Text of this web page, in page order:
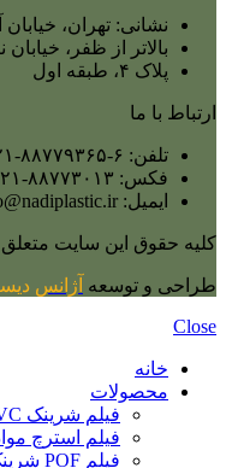
نشانی: تهران، خیابان
بالاتر از ظفر،
پلاک ۴، طبقه اول
ارتباط با ما
تلفن: ۶-۸۸۷۷۹۳۶۵-۰۲۱
فکس: ۸۸۷۷۳۰۱۳-۰۲۱
ایمیل: info@nadiplastic.ir
کلیه حقوق این سایت
طراحی و توسعه آژانس
Close
خانه
محصولات
فیلم شرینک PVC (پی وی سی)
فیلم استرچ
فیلم POF شرینک پلی الفین